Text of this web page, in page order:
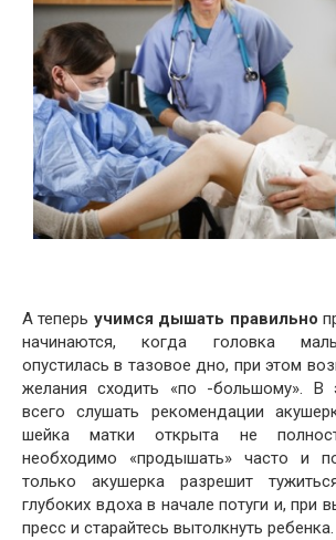
А теперь учимся дышать правильно
начинаются, когда головка
опустилась в тазовое дно, при этом
желания сходить «по -большому». В
всего слушать рекомендации
шейка матки открыта не
необходимо «продышать» часто и
только акушерка разрешит
глубоких вдоха в начале потуги и, при
пресс и старайтесь вытолкнуть ребенка.